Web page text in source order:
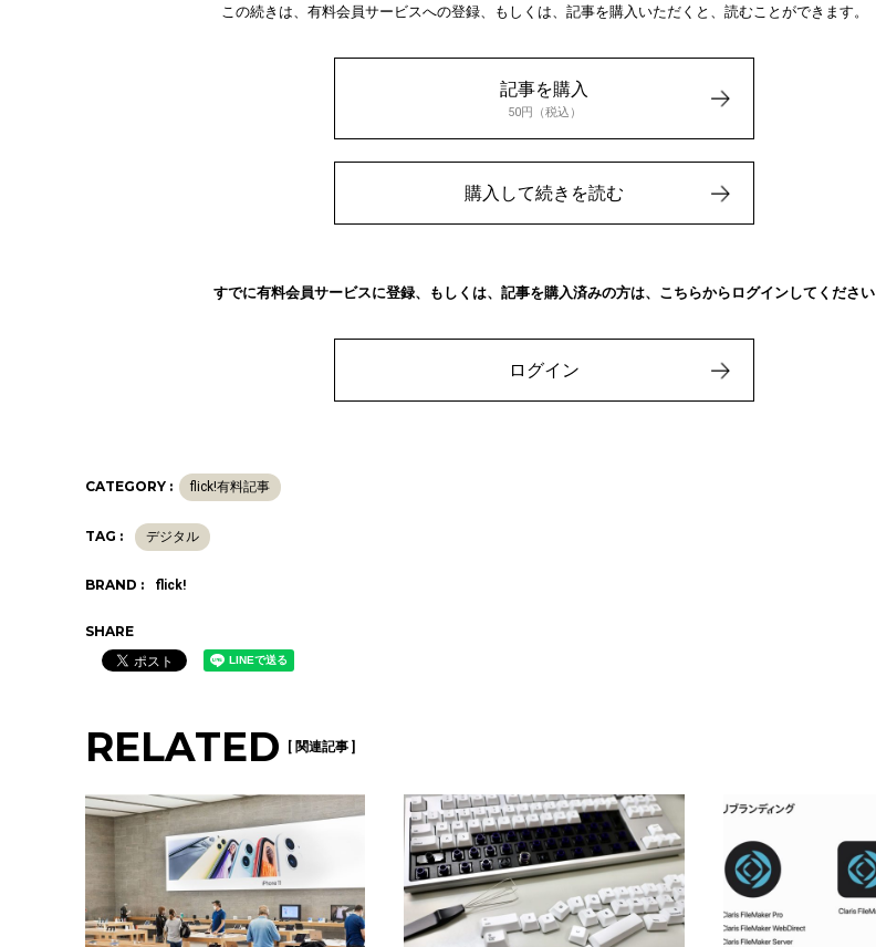
この続きは、有料会員サービスへの登録、もしくは、記事を購入いただくと、読むことができます。
記事を購入
50円（税込）
購入して続きを読む
すでに有料会員サービスに登録、もしくは、記事を購入済みの方は、こちらからログインしてください
ログイン
CATEGORY : flick!有料記事
TAG : デジタル
BRAND : flick!
SHARE
RELATED [ 関連記事 ]